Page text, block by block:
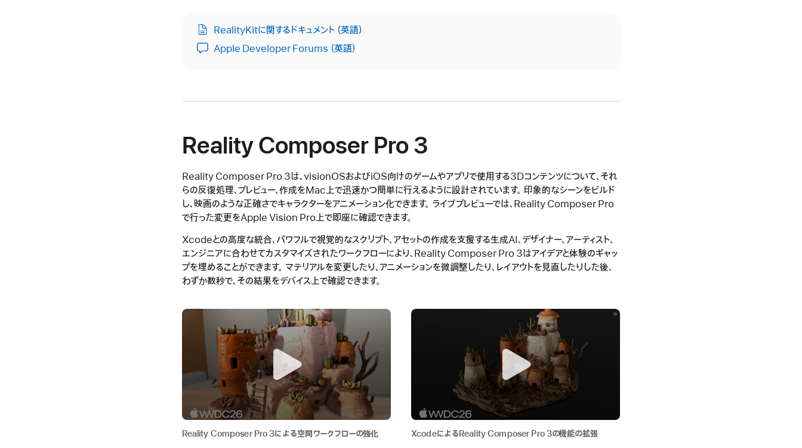
RealityKitに関するドキュメント
Apple Developer Forums
Reality Composer Pro 3
Reality Composer Pro 3は、visionOSおよびiOS向けのゲームやアプリで使用する3Dコンテンツについて、それ
らの反復処理、プレビュー、作成をMac上で迅速かつ簡単に行えるように設計されています。 印象的なシーンをビルド
し、映画のような正確さでキャラクターをアニメーション化できます。 ライブプレビューでは、Reality Composer Pro
で行った変更をApple Vision Pro上で即座に確認できます。
Xcodeとの高度な統合、パワフルで視覚的なスクリプト、アセットの作成を支援する生成AI、デザイナー、アーティスト、
エンジニアに合わせてカスタマイズされたワークフローにより、Reality Composer Pro 3はアイデアと体験のギャッ
プを埋めることができます。 マテリアルを変更したり、アニメーションを微調整したり、レイアウトを見直したりした後、
わずか数秒で、その結果をデバイス上で確認できます。
Reality Composer Pro 3による空間ワークフローの強化 XcodeによるReality Composer Pro 3の機能の拡張